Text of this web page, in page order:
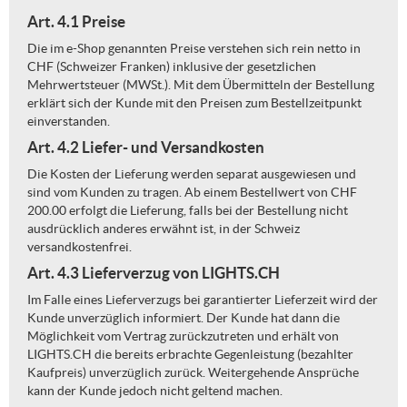
Art. 4.1 Preise
Die im e-Shop genannten Preise verstehen sich rein netto in
CHF (Schweizer Franken) inklusive der gesetzlichen
Mehrwertsteuer (MWSt.). Mit dem Übermitteln der Bestellung
erklärt sich der Kunde mit den Preisen zum Bestellzeitpunkt
einverstanden.
Art. 4.2 Liefer- und Versandkosten
Die Kosten der Lieferung werden separat ausgewiesen und
sind vom Kunden zu tragen. Ab einem Bestellwert von CHF
200.00 erfolgt die Lieferung, falls bei der Bestellung nicht
ausdrücklich anderes erwähnt ist, in der Schweiz
versandkostenfrei.
Art. 4.3 Lieferverzug von LIGHTS.CH
Im Falle eines Lieferverzugs bei garantierter Lieferzeit wird der
Kunde unverzüglich informiert. Der Kunde hat dann die
Möglichkeit vom Vertrag zurückzutreten und erhält von
LIGHTS.CH die bereits erbrachte Gegenleistung (bezahlter
Kaufpreis) unverzüglich zurück. Weitergehende Ansprüche
kann der Kunde jedoch nicht geltend machen.